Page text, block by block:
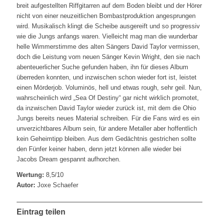
breit aufgestellten Riffgitarren auf dem Boden bleibt und der Hörer
nicht von einer neuzeitlichen Bombastproduktion angesprungen
wird. Musikalisch klingt die Scheibe ausgereift und so progressiv
wie die Jungs anfangs waren. Vielleicht mag man die wunderbar
helle Wimmerstimme des alten Sängers David Taylor vermissen,
doch die Leistung vom neuen Sänger Kevin Wright, den sie nach
abenteuerlicher Suche gefunden haben, ihn für dieses Album
überreden konnten, und inzwischen schon wieder fort ist, leistet
einen Mörderjob. Voluminös, hell und etwas rough, sehr geil. Nun,
wahrscheinlich wird „Sea Of Destiny“ gar nicht wirklich promotet,
da inzwischen David Taylor wieder zurück ist, mit dem die Ohio
Jungs bereits neues Material schreiben. Für die Fans wird es ein
unverzichtbares Album sein, für andere Metaller aber hoffentlich
kein Geheimtipp bleiben. Aus dem Gedächtnis gestrichen sollte
den Fünfer keiner haben, denn jetzt können alle wieder bei
Jacobs Dream gespannt aufhorchen.
Wertung: 8,5/10
Autor: Joxe Schaefer
Eintrag teilen